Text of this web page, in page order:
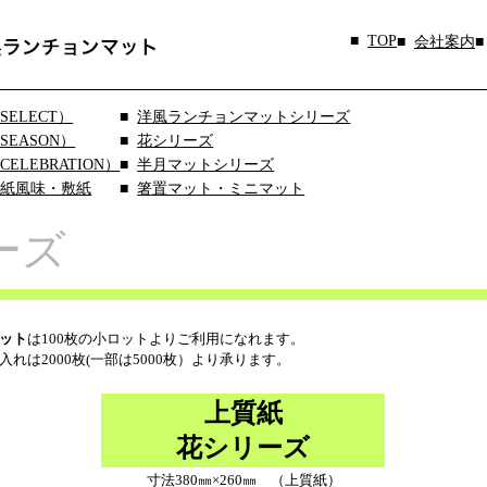
TOP 会社案内
）
）
）
風味・敷紙
洋風ランチョンマットシリーズ
花シリーズ
半月マットシリーズ
箸置マット・ミニマット
ズ
ト は100枚の小ロットよりご利用になれます。
れは2000枚(一部は5000枚）より承ります。
上質紙
花シリーズ
寸法380㎜×260㎜ （上質紙）